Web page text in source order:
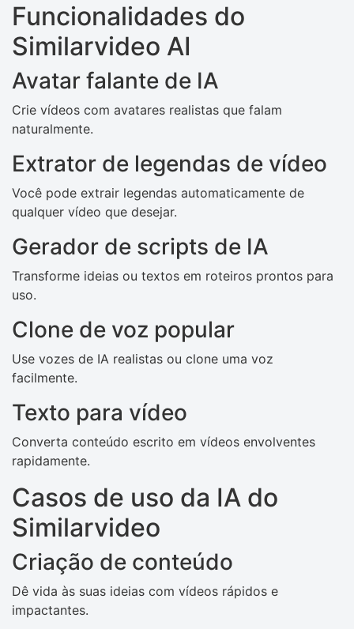
Funcionalidades do
Similarvideo AI
Avatar falante de IA
Crie vídeos com avatares realistas que falam
naturalmente.
Extrator de legendas de vídeo
Você pode extrair legendas automaticamente de
qualquer vídeo que desejar.
Gerador de scripts de IA
Transforme ideias ou textos em roteiros prontos para
uso.
Clone de voz popular
Use vozes de IA realistas ou clone uma voz
facilmente.
Texto para vídeo
Converta conteúdo escrito em vídeos envolventes
rapidamente.
Casos de uso da IA ​​do
Similarvideo
Criação de conteúdo
Dê vida às suas ideias com vídeos rápidos e
impactantes.